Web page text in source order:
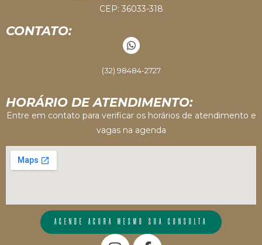
CEP: 36033-318
CONTATO:
(32) 98484-2727
HORÁRIO DE ATENDIMENTO:
Entre em contato para verificar os horários de atendimento e
vagas na agenda
AGENDE AGORA MESMO SUA CONSULTA